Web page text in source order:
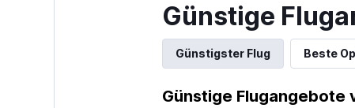
Günstige
Günstigster Flug Beste
Günstige Flugangebote